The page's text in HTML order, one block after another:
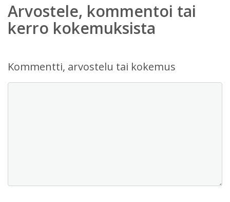
Arvostele, kommentoi tai
kerro kokemuksista
Kommentti, arvostelu tai kokemus